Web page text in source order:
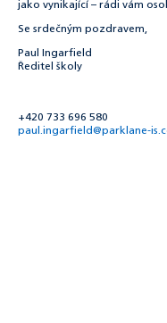
jako vynikající – rádi vám
Se srdečným pozdravem,
Paul Ingarfield
Ředitel školy
+420 733 696 580
paul.ingarfield@parklane-